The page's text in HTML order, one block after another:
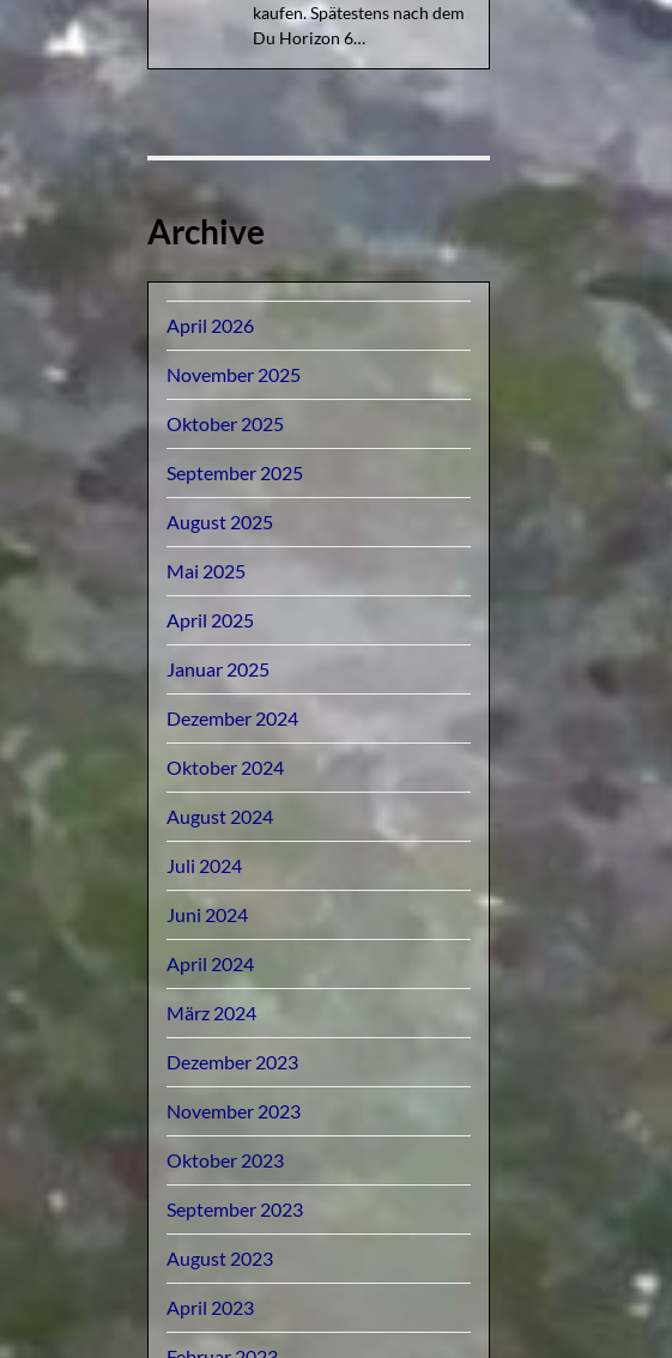
kaufen. Spätestens nach dem
Du Horizon 6…
Archive
April 2026
November 2025
Oktober 2025
September 2025
August 2025
Mai 2025
April 2025
Januar 2025
Dezember 2024
Oktober 2024
August 2024
Juli 2024
Juni 2024
April 2024
März 2024
Dezember 2023
November 2023
Oktober 2023
September 2023
August 2023
April 2023